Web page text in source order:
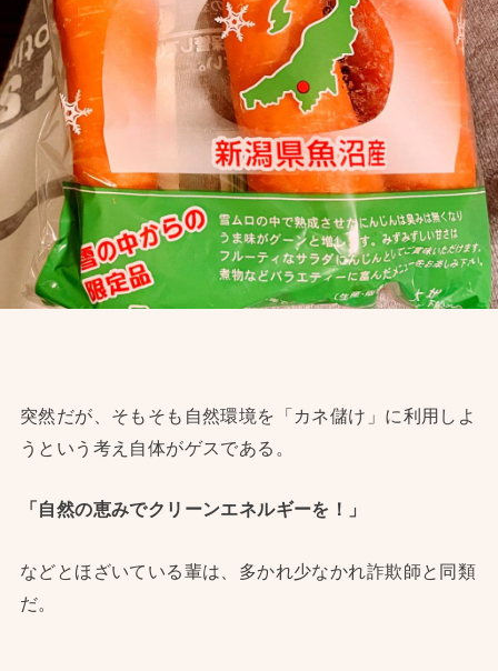
突然だが、そもそも自然環境を「カネ儲け」に利用しよ
うという考え自体がゲスである。
「自然の恵みでクリーンエネルギーを！」
などとほざいている輩は、多かれ少なかれ詐欺師と同類
だ。